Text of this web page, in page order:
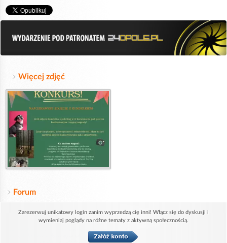
Więcej zdjęć
Forum
Zarezerwuj unikatowy login zanim wyprzedzą cię inni! Włącz się do dyskusji i
wymieniaj poglądy na różne tematy z aktywną społecznością.